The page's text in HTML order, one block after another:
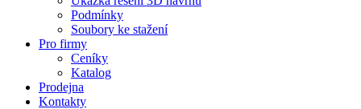
Podmínky
Soubory ke stažení
Pro firmy
Ceníky
Katalog
Prodejna
Kontakty